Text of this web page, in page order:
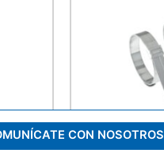
CON NOSOTROS